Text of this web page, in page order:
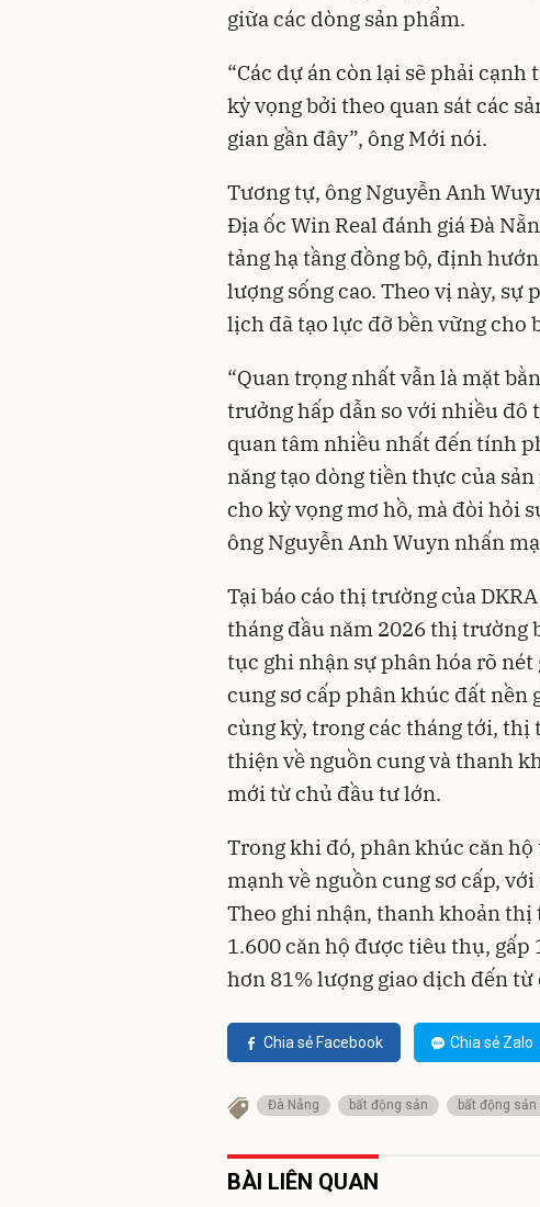
giữa các dòng sản phẩm.
“Các dự án còn lại sẽ phải
kỳ vọng bởi theo quan sát các
gian gần đây”, ông Mới nói.
Tương tự, ông Nguyễn Anh
Địa ốc Win Real đánh giá Đà
tảng hạ tầng đồng bộ, định
lượng sống cao. Theo vị này,
lịch đã tạo lực đỡ bền vững cho
“Quan trọng nhất vẫn là mặt
trưởng hấp dẫn so với nhiều đô
quan tâm nhiều nhất đến tính
năng tạo dòng tiền thực của
cho kỳ vọng mơ hồ, mà đòi hỏi
ông Nguyễn Anh Wuyn nhấn
Tại báo cáo thị trường của
tháng đầu năm 2026 thị trường
tục ghi nhận sự phân hóa rõ
cung sơ cấp phân khúc đất nền
cùng kỳ, trong các tháng tới,
thiện về nguồn cung và thanh
mới từ chủ đầu tư lớn.
Trong khi đó, phân khúc căn
mạnh về nguồn cung sơ cấp,
Theo ghi nhận, thanh khoản
1.600 căn hộ được tiêu thụ, gấp
hơn 81% lượng giao dịch đến từ
Chia sẻ Facebook Chia sẻ Zalo
Đà Nẵng bất động sản bất động sản
BÀI LIÊN QUAN